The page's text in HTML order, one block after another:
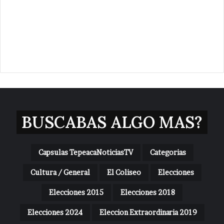
BUSCABAS ALGO MAS?
Capsulas TepeacaNoticiasTV Categorias
Cultura / General El Coliseo Elecciones
Elecciones 2015 Elecciones 2018
Elecciones 2024 Eleccion Extraordinaria 2019